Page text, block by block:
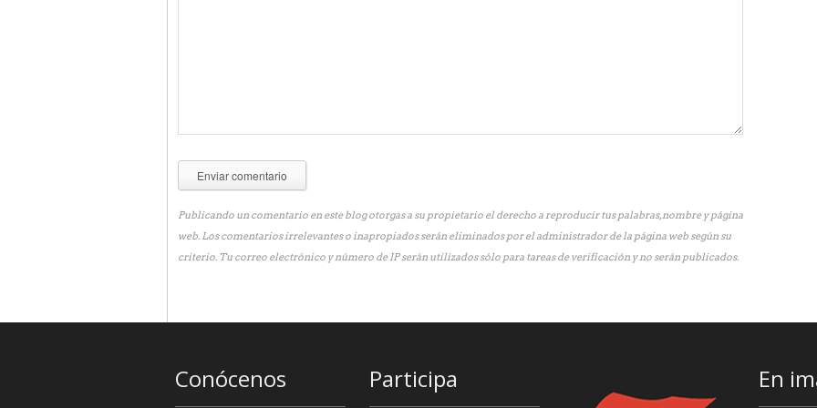
Publicando un comentario en este blog otorgas a su propietario el derecho a reproducir tus palabras, nombre y página
web. Los comentarios irrelevantes o inapropiados serán eliminados por el administrador de la página web según su
criterio. Tu correo electrónico y número de IP serán utilizados sólo para tareas de verificación y no serán publicados.
Conócenos Participa En